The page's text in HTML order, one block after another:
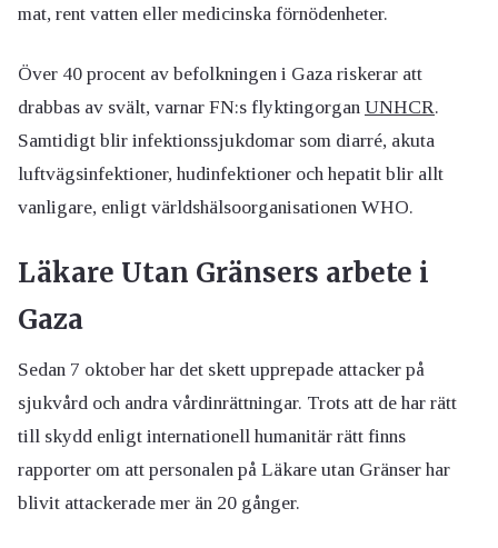
mat, rent vatten eller medicinska förnödenheter.
Över 40 procent av befolkningen i Gaza riskerar att
drabbas av svält, varnar FN:s flyktingorgan UNHCR.
Samtidigt blir infektionssjukdomar som diarré, akuta
luftvägsinfektioner, hudinfektioner och hepatit blir allt
vanligare, enligt världshälsoorganisationen WHO.
Läkare Utan Gränsers arbete i
Gaza
Sedan 7 oktober har det skett upprepade attacker på
sjukvård och andra vårdinrättningar. Trots att de har rätt
till skydd enligt internationell humanitär rätt finns
rapporter om att personalen på Läkare utan Gränser har
blivit attackerade mer än 20 gånger.